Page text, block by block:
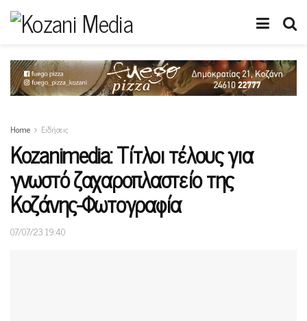
Home Ειδήσεις
Κοzanimedia: Τίτλοι τέλους για
γνωστό ζαχαροπλαστείο της
Κοζάνης-Φωτογραφία
07/07/23 19:40